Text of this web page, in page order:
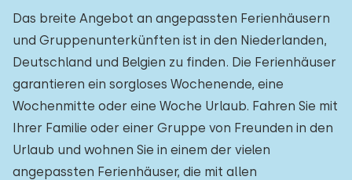
Das breite Angebot an angepassten Ferienhäusern
und Gruppenunterkünften ist in den Niederlanden,
Deutschland und Belgien zu finden. Die Ferienhäuser
garantieren ein sorgloses Wochenende, eine
Wochenmitte oder eine Woche Urlaub. Fahren Sie mit
Ihrer Familie oder einer Gruppe von Freunden in den
Urlaub und wohnen Sie in einem der vielen
angepassten Ferienhäuser, die mit allen